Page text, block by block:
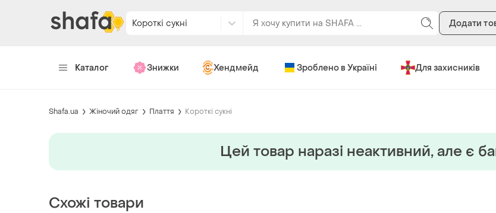
Короткі сукні Додати
Каталог Знижки Хендмейд Зроблено в Україні Для захисників
Shafa.ua Жіночий одяг Плаття Короткі сукні
Цей товар наразi неактивний, але є
Схожі товари